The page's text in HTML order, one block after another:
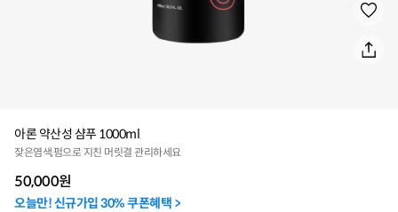
아론 약산성 샴푸 1000ml
잦은염색,펌으로 지친 머릿결 관리하세요
50,000원
오늘만! 신규가입 30% 쿠폰혜택 >